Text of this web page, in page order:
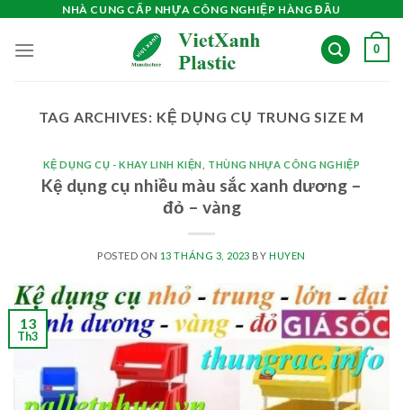
content
NHÀ CUNG CẤP NHỰA CÔNG NGHIỆP HÀNG ĐẦU
0
TAG ARCHIVES: KỆ DỤNG CỤ TRUNG SIZE M
KỆ DỤNG CỤ - KHAY LINH KIỆN THÙNG NHỰA CÔNG NGHIỆP
Kệ dụng cụ nhiều màu sắc xanh dương –
đỏ – vàng
POSTED ON 13 THÁNG 3, 2023 BY HUYEN
13
Th3